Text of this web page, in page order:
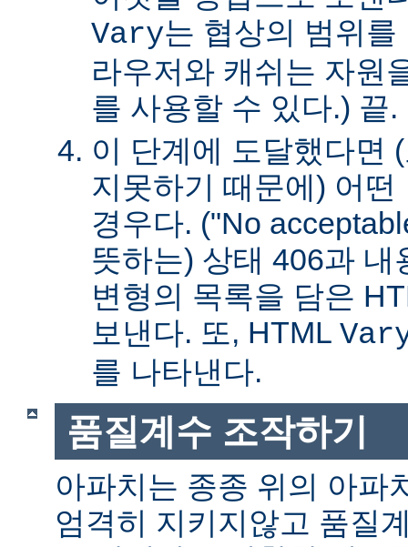
Vary는 협상의 범위
라우저와 캐쉬는 자원
를 사용할 수 있다.) 끝.
이 단계에 도달했다면
지못하기 때문에) 어
경우다. ("No
뜻하는) 상태 406과 내
변형의 목록을 담은
보낸다. 또, HTML
를 나타낸다.
품질계수 조작하기
아파치는 종종 위의 아파
엄격히 지키지않고 품질